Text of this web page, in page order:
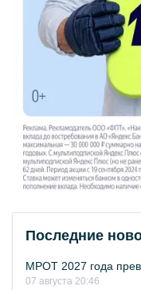
Последние
МРОТ 2027 года
07 августа 20:46